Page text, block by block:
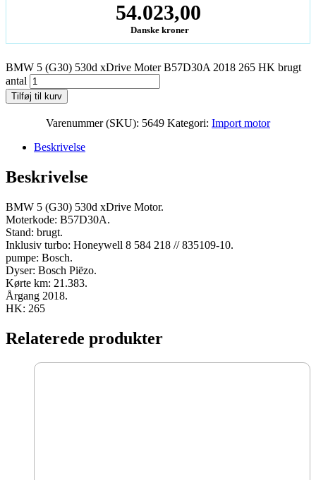
54.023,00
Danske kroner
BMW 5 (G30) 530d xDrive Moter B57D30A 2018 265 HK brugt
antal
Tilføj til kurv
Varenummer (SKU): 5649 Kategori: Import motor
Beskrivelse
Beskrivelse
BMW 5 (G30) 530d xDrive Motor.
Moterkode: B57D30A.
Stand: brugt.
Inklusiv turbo: Honeywell 8 584 218 // 835109-10.
pumpe: Bosch.
Dyser: Bosch Piëzo.
Kørte km: 21.383.
Årgang 2018.
HK: 265
Relaterede produkter